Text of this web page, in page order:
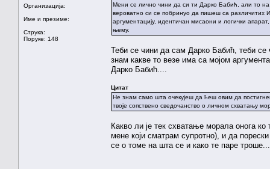
Организација:
Име и презиме:
Струка:
Поруке: 148
Мени се лично чини да си ти Дарко Бабић, али то
вероватно си се побринуо да пишеш са различитих
аргументацију, идентичан мисаони и логички
њему.
Теби се чини да сам Дарко Бабић, теби
знам какве то везе има са мојом
Дарко Бабић....
Цитат
Не знам само шта очекујеш да ћеш овим да
твоје сопствено сведочанство о личном схватању
Какво ли је тек схватање морала онога
мене који сматрам супротно), и да
се о томе на шта се и како те паре троше...